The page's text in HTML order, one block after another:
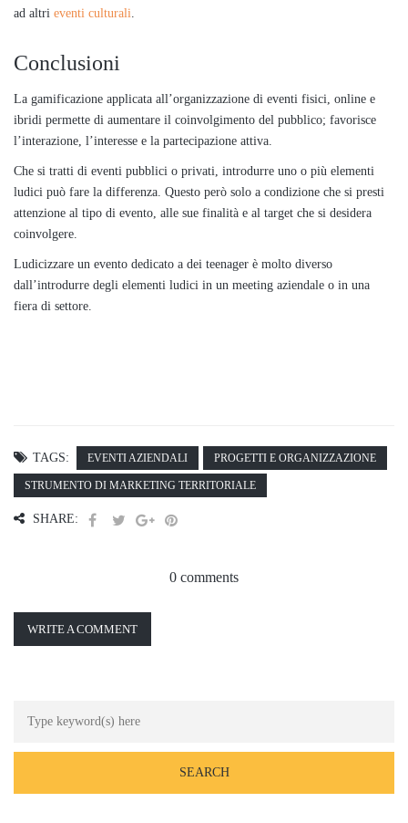
ad altri eventi culturali
Conclusioni
La gamificazione applicata all’organizzazione di eventi fisici, online e
ibridi permette di aumentare il coinvolgimento del pubblico; favorisce
l’interazione, l’interesse e la partecipazione attiva.
Che si tratti di eventi pubblici o privati, introdurre uno o più elementi
ludici può fare la differenza. Questo però solo a condizione che si presti
attenzione al tipo di evento, alle sue finalità e al target che si desidera
coinvolgere.
Ludicizzare un evento dedicato a dei teenager è molto diverso
dall’introdurre degli elementi ludici in un meeting aziendale o in una
fiera di settore.
TAGS: EVENTI AZIENDALI PROGETTI E ORGANIZZAZIONE
STRUMENTO DI MARKETING TERRITORIALE
SHARE:
0 comments
WRITE A COMMENT